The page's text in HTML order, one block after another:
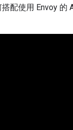
配使用 Envoy 的